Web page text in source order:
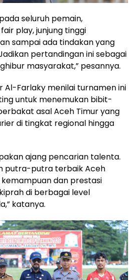
seluruh pemain,
play, junjung tinggi
sampai ada tindakan yang
pertandingan ini sebagai
masyarakat,” pesannya.
Al-Farlaky menilai turnamen ini
untuk menemukan bibit-
asal Aceh Timur yang
di tingkat regional hingga
ajang pencarian talenta.
putra-putra terbaik Aceh
dan prestasi
di berbagai level
katanya.